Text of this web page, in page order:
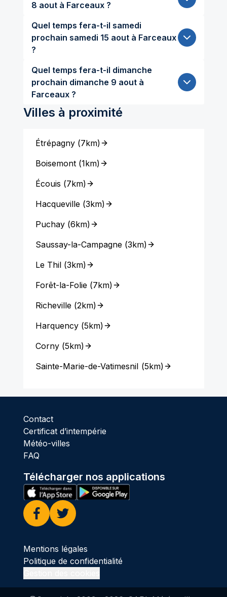
8 aout à Farceaux ?
Quel temps fera-t-il samedi
prochain samedi 15 aout à Farceaux
?
Quel temps fera-t-il dimanche
prochain dimanche 9 aout à
Farceaux ?
Villes à proximité
Étrépagny(7km)
Boisemont(1km)
Écouis (7km)
Hacqueville(3km)
Puchay(6km)
Saussay-la-Campagne(3km)
Le Thil(3km)
Forêt-la-Folie(7km)
Richeville(2km)
Harquency(5km)
Corny(5km)
Sainte-Marie-de-Vatimesnil (5km)
Contact
Certificat d’intempérie
Météo-villes
FAQ
Télécharger nos applications
Facebook
Twitter
Mentions légales
Politique de confidentialité